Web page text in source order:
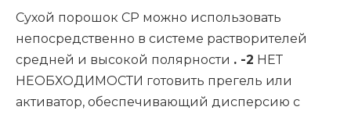
Сухой порошок CP можно использовать
непосредственно в системе растворителей
средней и высокой полярности . -2 НЕТ
НЕОБХОДИМОСТИ готовить прегель или
активатор, обеспечивающий дисперсию с